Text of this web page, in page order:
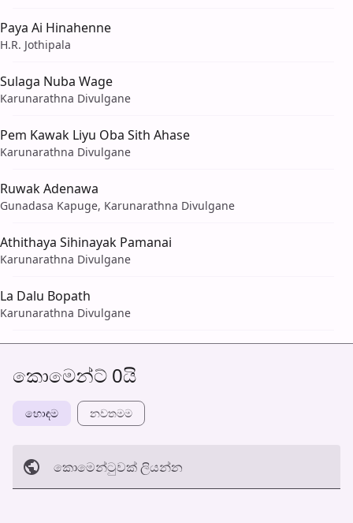
Paya Ai Hinahenne
H.R. Jothipala
Sulaga Nuba Wage
Karunarathna Divulgane
Pem Kawak Liyu Oba Sith Ahase
Karunarathna Divulgane
Ruwak Adenawa
Gunadasa Kapuge, Karunarathna Divulgane
Athithaya Sihinayak Pamanai
Karunarathna Divulgane
La Dalu Bopath
Karunarathna Divulgane
කොමෙන්ට් 0යි
හොඳම නවත​මම
කොමෙන්ටුව​ක් ලියන්න